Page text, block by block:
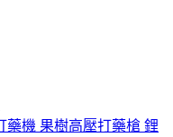
藥機 果樹高壓打藥槍 鋰